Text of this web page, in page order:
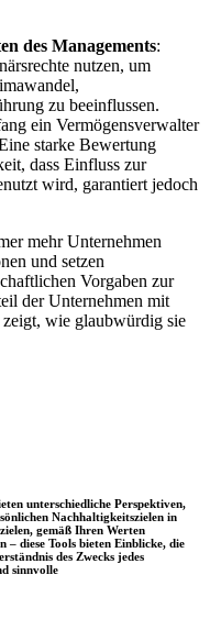
des Managements:
nutzen, um
zu beeinflussen.
ein Vermögensverwalter
starke Bewertung
dass Einfluss zur
wird, garantiert jedoch
mehr Unternehmen
und setzen
Vorgaben zur
der Unternehmen mit
wie glaubwürdig sie
unterschiedliche Perspektiven,
Nachhaltigkeitszielen in
gemäß Ihren Werten
– diese Tools bieten Einblicke, die
des Zwecks jedes
sinnvolle